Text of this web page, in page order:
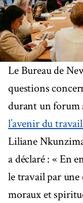
Le Bureau de
questions
durant un forum
l’avenir du
Liliane
a déclaré : « En
le travail par
moraux et